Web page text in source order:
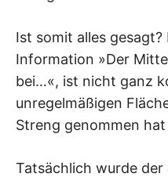
Ist somit alles gesagt?
Information »Der
bei…«, ist nicht ganz
unregelmäßigen
Streng genommen
Tatsächlich wurde der